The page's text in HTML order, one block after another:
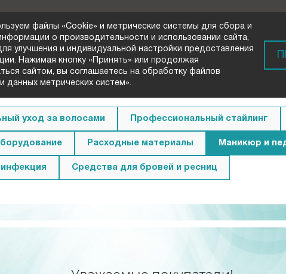
72-33-00
звонок
уход за волосами Профессиональный стайлинг
Расходные материалы Маникюр и
Средства для бровей и ресниц
файлы «Cookie» и метрические системы для сбора и
о производительности и использовании сайта,
улучшения и индивидуальной настройки предоставления
Нажимая кнопку «Принять» или продолжая
сайтом, вы соглашаетесь на обработку файлов
данных метрических систем».